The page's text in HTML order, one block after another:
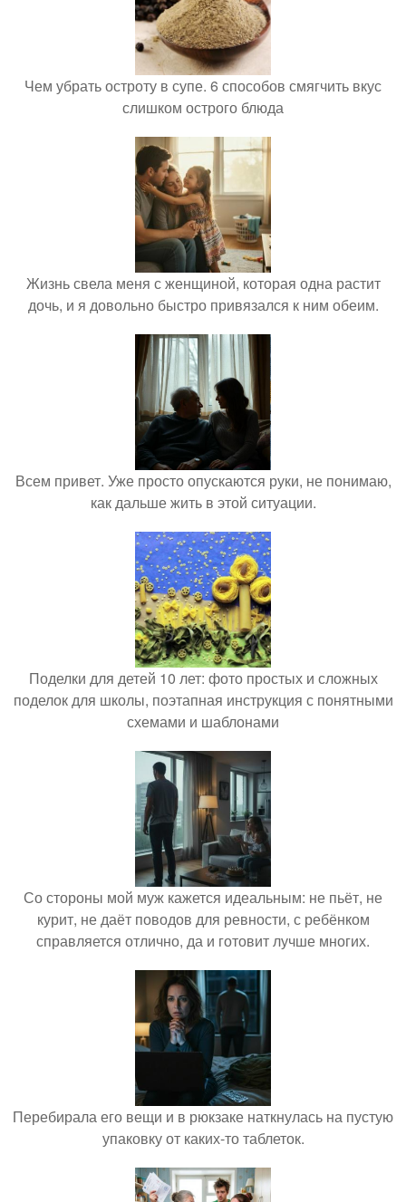
Чем убрать остроту в супе. 6 способов смягчить вкус
слишком острого блюда
Жизнь свела меня с женщиной, которая одна растит
дочь, и я довольно быстро привязался к ним обеим.
Всем привет. Уже просто опускаются руки, не понимаю,
как дальше жить в этой ситуации.
Поделки для детей 10 лет: фото простых и сложных
поделок для школы, поэтапная инструкция с понятными
схемами и шаблонами
Со стороны мой муж кажется идеальным: не пьёт, не
курит, не даёт поводов для ревности, с ребёнком
справляется отлично, да и готовит лучше многих.
Перебирала его вещи и в рюкзаке наткнулась на пустую
упаковку от каких-то таблеток.